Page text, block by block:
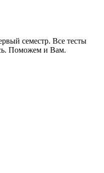
семестр. Все тесты
Поможем и Вам.